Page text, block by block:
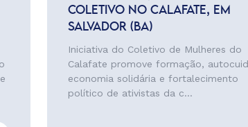
COLETIVO NO CALAFATE, EM
SALVADOR (BA)
Iniciativa do Coletivo de Mulheres do
Calafate promove formação,
economia solidária e fortalecimento
político de ativistas da c...